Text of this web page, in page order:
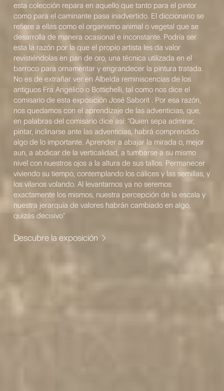
esta colección repara en aquello que tanto para el pintor
como para el caminante pasa inadvertido. El diccionario se
refiere a ellas como el organismo animal o vegetal que se
desarrolla de manera ocasional e inconstante. Podría ser
esta la razón por la que el propio artista les da valor
revistiéndolas en pan de oro, una técnica utilizada en el
barroco para ornamentar y engrandecer la pintura tratada.
No es de extrañar ver en Albelda reminiscencias de los
antiguos Fra Angélico o Bottichelli, tal como nos dice el
comisario de esta exposición José Saborit . Por esa razón,
nos quedamos con el aprendizaje de las adventicias, que,
en palabras del comisario dice así: "Quien sepa admirar,
pintar, inclinarse ante las adventicias, habrá comprendido
algo de lo importante. Aprender a abajar la mirada o, mejor
aun, a abdicar de la verticalidad, a tumbarse a su mismo
nivel con nuestros ojos a la altura de sus tallos. Permanecer
viviendo su tiempo, contemplando los cálices y las semillas, y
los vilanos volando. Al levantarnos ya no seremos
exactamente los mismos, nuestra percepción de la escala y
nuestra jerarquía de valores habrán cambiado en algo,
quizás decisivo"
Descubre la exposición